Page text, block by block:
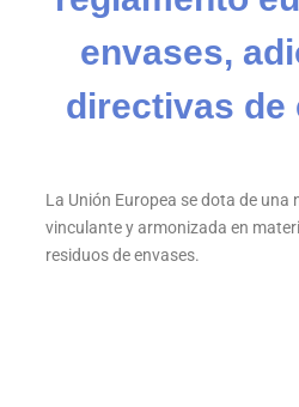
envases,
directivas de
La Unión Europea se dota de una
vinculante y armonizada en
residuos de envases.